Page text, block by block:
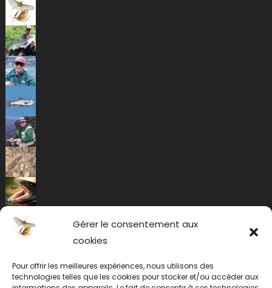
Gérer le consentement aux
cookies
Pour offrir les meilleures expériences, nous utilisons des
technologies telles que les cookies pour stocker et/ou accéder aux